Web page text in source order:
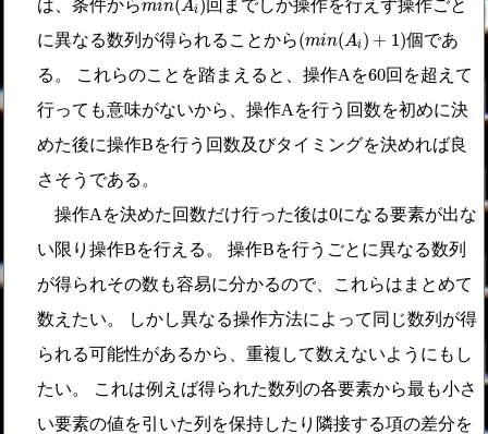
は、条件からmin(Ai)回までしか操作を行えず操作ごと
に異なる数列が得られることから(min(Ai) + 1)
(m n A i) + )
個であ
る。 これらのことを踏まえると、操作Aを60
60回を超えて
行っても意味がないから、操作Aを行う回数を初めに決
めた後に操作Bを行う回数及びタイミングを決めれば良
さそうである。
操作Aを決めた回数だけ行った後は0
0になる要素が出な
い限り操作Bを行える。 操作Bを行うごとに異なる数列
が得られその数も容易に分かるので、これらはまとめて
数えたい。 しかし異なる操作方法によって同じ数列が得
られる可能性があるから、重複して数えないようにもし
たい。 これは例えば得られた数列の各要素から最も小さ
い要素の値を引いた列を保持したり隣接する項の差分を